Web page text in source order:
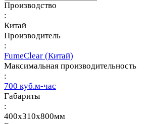
Производство
:
Китай
Производитель
:
FumeClear (Китай)
Максимальная производительность
:
700 куб.м-час
Габариты
:
400x310x800мм